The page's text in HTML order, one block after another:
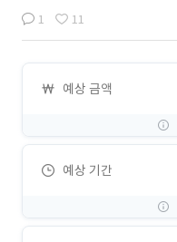
1 11
예상 금액
예상 기간